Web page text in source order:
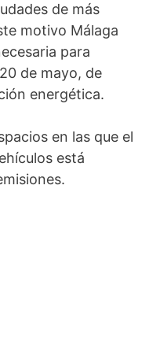
de más
motivo Málaga
para
de mayo, de
energética.
en las que el
está